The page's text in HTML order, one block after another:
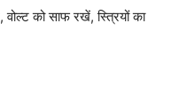
को साफ रखें, स्त्रियों का